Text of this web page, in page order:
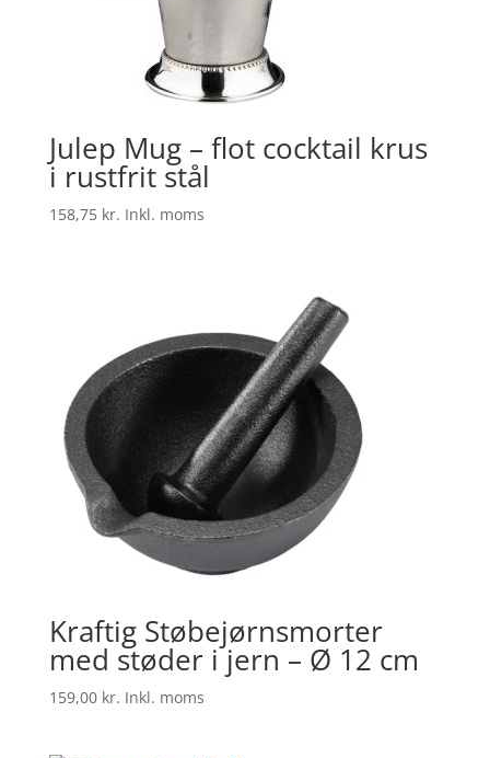
Julep Mug – flot cocktail krus
i rustfrit stål
158,75 kr. Inkl. moms
Kraftig Støbejørnsmorter
med støder i jern – Ø 12 cm
159,00 kr. Inkl. moms